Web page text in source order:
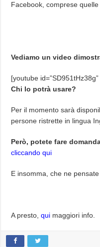
Facebook, comprese
Vediamo un video
[youtube
Chi lo potrà usare?
Per il momento sarà
persone ristrette in lingua
Però, potete fare
cliccando qui
E insomma, che ne
A presto,qui maggiori info.